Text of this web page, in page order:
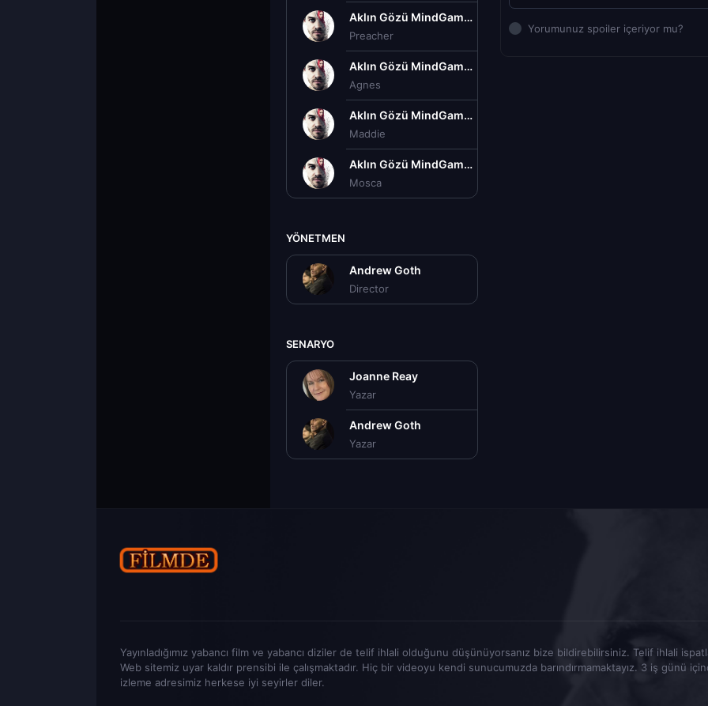
Aklın Gözü MindGamers Türkçe Dublaj izle (2015)
Preacher
Aklın Gözü MindGamers Türkçe Dublaj izle (2015)
Agnes
Aklın Gözü MindGamers Türkçe Dublaj izle (2015)
Maddie
Aklın Gözü MindGamers Türkçe Dublaj izle (2015)
Mosca
YÖNETMEN
Andrew Goth
Director
SENARYO
Joanne Reay
Yazar
Andrew Goth
Yazar
Yorumunuz spoiler içeriyor mu?
Yayınladığımız yabancı film ve yabancı diziler de telif ihlali olduğunu düşünüyorsanız bize bildirebilirsiniz. Telif ihlali
Web sitemiz uyar kaldır prensibi ile çalışmaktadır. Hiç bir videoyu kendi sunucumuzda barındırmamaktayız. 3 iş günü
izleme adresimiz herkese iyi seyirler diler.